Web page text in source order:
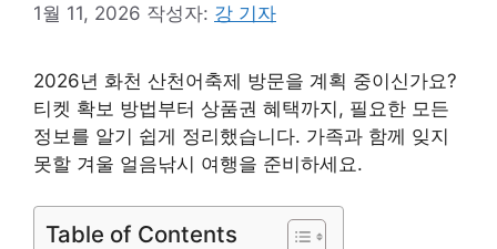
1월 11, 2026 작성자: 강 기자
2026년 화천 산천어축제 방문을 계획 중이신가요?
티켓 확보 방법부터 상품권 혜택까지, 필요한 모든
정보를 알기 쉽게 정리했습니다. 가족과 함께 잊지
못할 겨울 얼음낚시 여행을 준비하세요.
Table of Contents